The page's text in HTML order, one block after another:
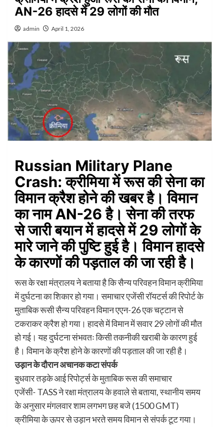
AN-26 हादसे में 29 लोगों की मौत
admin April 1, 2026
Russian Military Plane
Crash: क्रीमिया में रूस की सेना का
विमान क्रैश होने की खबर है। विमान
का नाम AN-26 है। सेना की तरफ
से जारी बयान में हादसे में 29 लोगों के
मारे जाने की पुष्टि हुई है। विमान हादसे
के कारणों की पड़ताल की जा रही है।
रूस के रक्षा मंत्रालय ने बताया है कि सैन्य परिवहन विमान क्रीमिया
में दुर्घटना का शिकार हो गया। समाचार एजेंसी रॉयटर्स की रिपोर्ट के
मुताबिक रूसी सैन्य परिवहन विमान एएन-26 एक चट्टान से
टकराकर क्रैश हो गया। हादसे में विमान में सवार 29 लोगों की मौत
हो गई। यह दुर्घटना संभवतः किसी तकनीकी खराबी के कारण हुई
है। विमान के क्रैश होने के कारणों की पड़ताल की जा रही है।
उड़ान के दौरान अचानक कटा संपर्क
बुधवार तड़के आई रिपोर्ट्स के मुताबिक रूस की समाचार
एजेंसी- TASS ने रक्षा मंत्रालय के हवाले से बताया, स्थानीय समय
के अनुसार मंगलवार शाम लगभग छह बजे (1500 GMT)
क्रीमिया के ऊपर से उड़ान भरते समय विमान से संपर्क टूट गया।